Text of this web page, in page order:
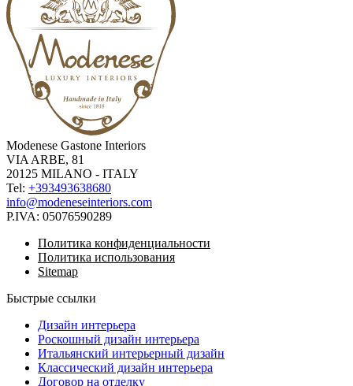
Modenese Gastone Interiors
VIA ARBE, 81
20125 MILANO - ITALY
Tel: +393493638680
info@modeneseinteriors.com
P.IVA: 05076590289
Политика конфиденциальности
Политика использования
Sitemap
Быстрые ссылки
Дизайн интерьера
Роскошный дизайн интерьера
Итальянский интерьерный дизайн
Классический дизайн интерьера
Договор на отделку